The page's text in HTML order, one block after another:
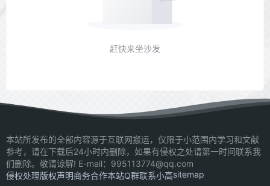
赶快来坐沙发
本站所发布的全部内容源于互联网搬运，仅限于小范围内学习和文献
参考，请在下载后24小时内删除，如果有侵权之处请第一时间联系我
们删除。敬请谅解! E-mail：995113774@qq.com
侵权处理版权声明商务合作本站Q群联系小高sitemap